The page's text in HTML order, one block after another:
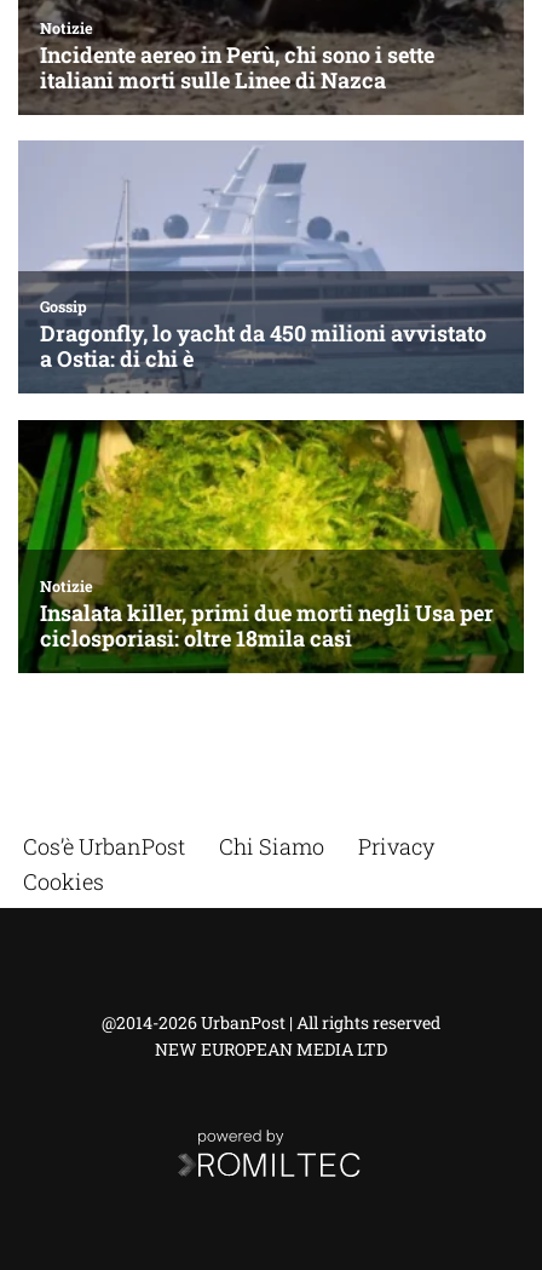
Cos’è UrbanPost Chi Siamo
Privacy
Cookies
@2014-2026 UrbanPost | All rights reserved
NEW EUROPEAN MEDIA LTD